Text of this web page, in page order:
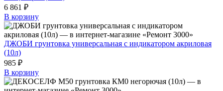
6 861 ₽
В корзину
ДЖОБИ грунтовка универсальная с индикатором акриловая
(10л)
985 ₽
В корзину